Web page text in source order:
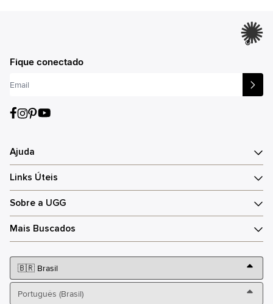
®
Fique conectado
Ajuda
Links Úteis
Sobre a UGG
Mais Buscados